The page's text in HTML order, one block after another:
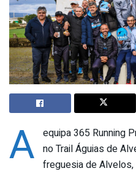
A equipa 365 Running
no Trail Águias de
freguesia de